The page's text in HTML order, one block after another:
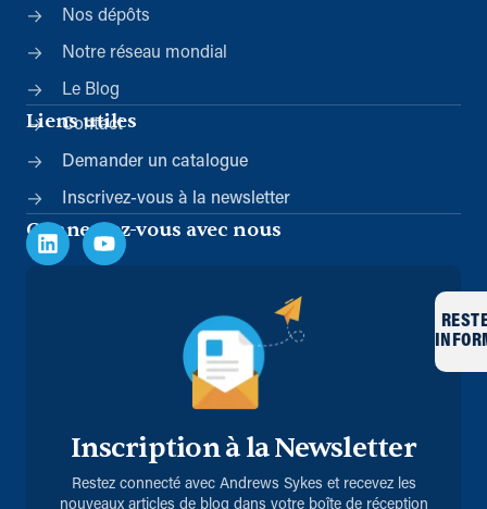
Nos dépôts
Notre réseau mondial
Le Blog
Liens utiles
Contact
Demander un catalogue
Inscrivez-vous à la newsletter
Connectez-vous avec nous
Inscription à la Newsletter
Restez connecté avec Andrews Sykes et recevez les
nouveaux articles de blog dans votre boîte de réception